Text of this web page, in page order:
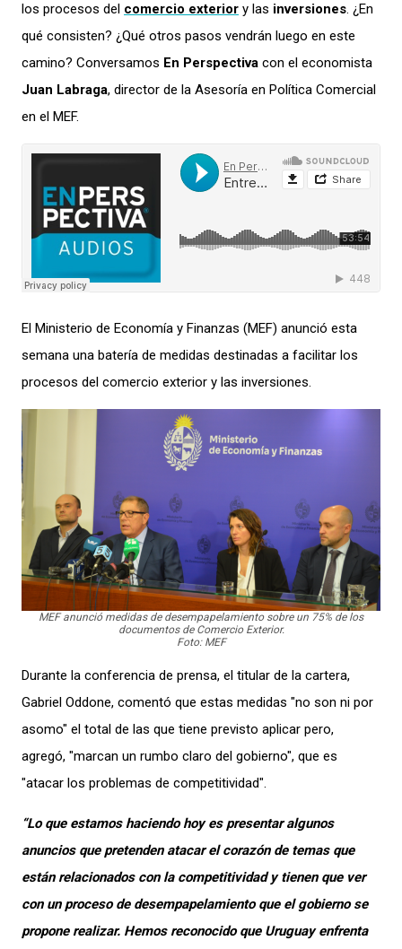
los procesos del comercio exterior y las inversiones. ¿En
qué consisten? ¿Qué otros pasos vendrán luego en este
camino? Conversamos En Perspectiva con el economista
Juan Labraga, director de la Asesoría en Política Comercial
en el MEF.
El Ministerio de Economía y Finanzas (MEF) anunció esta
semana una batería de medidas destinadas a facilitar los
procesos del comercio exterior y las inversiones.
MEF anunció medidas de desempapelamiento sobre un 75% de los
documentos de Comercio Exterior.
Foto: MEF
Durante la conferencia de prensa, el titular de la cartera,
Gabriel Oddone, comentó que estas medidas "no son ni por
asomo" el total de las que tiene previsto aplicar pero,
agregó, "marcan un rumbo claro del gobierno", que es
"atacar los problemas de competitividad".
“Lo que estamos haciendo hoy es presentar algunos
anuncios que pretenden atacar el corazón de temas que
están relacionados con la competitividad y tienen que ver
con un proceso de desempapelamiento que el gobierno se
propone realizar. Hemos reconocido que Uruguay enfrenta